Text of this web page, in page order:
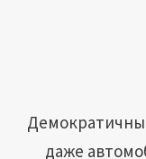
даже